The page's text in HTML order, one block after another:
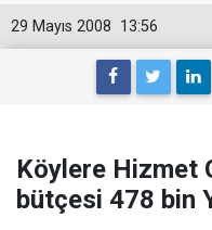
13:56
29 Mayıs 2008
Köylere Hizmet
bütçesi 478 bin